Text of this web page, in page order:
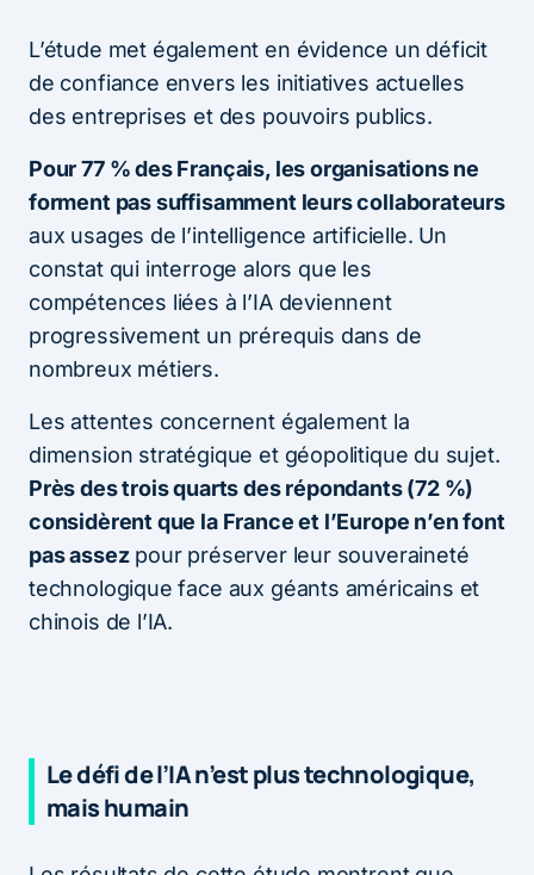
L’étude met également en évidence un déficit
de confiance envers les initiatives actuelles
des entreprises et des pouvoirs publics.
Pour 77 % des Français, les organisations ne
forment pas suffisamment leurs collaborateurs
aux usages de l’intelligence artificielle. Un
constat qui interroge alors que les
compétences liées à l’IA deviennent
progressivement un prérequis dans de
nombreux métiers.
Les attentes concernent également la
dimension stratégique et géopolitique du sujet.
Près des trois quarts des répondants (72 %)
considèrent que la France et l’Europe n’en font
pas assezpour préserver leur souveraineté
technologique face aux géants américains et
chinois de l’IA.
Le défi de l’IA n’est plus technologique,
mais humain